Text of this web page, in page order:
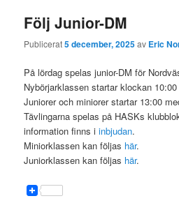
Följ Junior-DM
Publicerat5 december, 2025av Eric
På lördag spelas junior-DM för
Nybörjarklassen startar klockan
Juniorer och miniorer startar 13:00
Tävlingarna spelas på HASKs
information finns iinbjudan.
Miniorklassen kan följas här.
Juniorklassen kan följas här.